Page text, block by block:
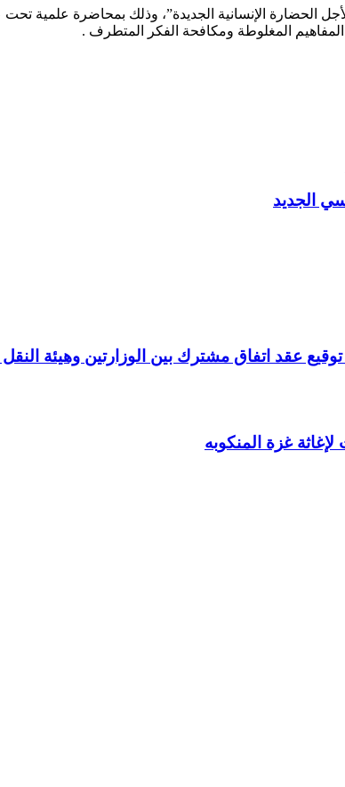
الإنسانية الجديدة”، وذلك بمحاضرة علمية تحت
المغلوطة ومكافحة الفكر المتطرف .
الجديد
عقد اتفاق مشترك بين الوزارتين وهيئة النقل
غزة المنكوبه